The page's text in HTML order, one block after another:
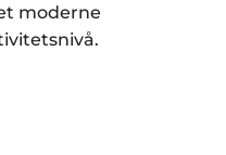
moderne